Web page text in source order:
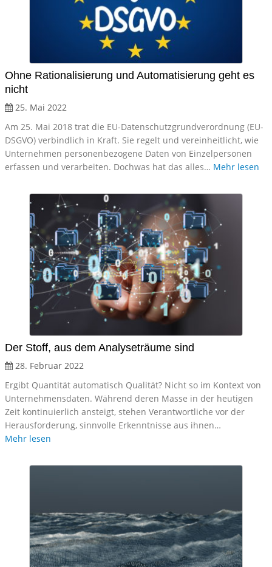
Ohne Rationalisierung und Automatisierung geht es
nicht
25. Mai 2022
Am 25. Mai 2018 trat die EU-Datenschutzgrundverordnung (EU-
DSGVO) verbindlich in Kraft. Sie regelt und vereinheitlicht, wie
Unternehmen personenbezogene Daten von Einzelpersonen
erfassen und verarbeiten. Dochwas hat das alles… Mehr lesen
Der Stoff, aus dem Analyseträume sind
28. Februar 2022
Ergibt Quantität automatisch Qualität? Nicht so im Kontext von
Unternehmensdaten. Während deren Masse in der heutigen
Zeit kontinuierlich ansteigt, stehen Verantwortliche vor der
Herausforderung, sinnvolle Erkenntnisse aus ihnen…
Mehr lesen